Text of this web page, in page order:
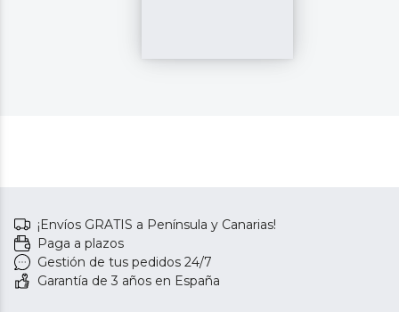
¡Envíos GRATIS a Península y Canarias!
Paga a plazos
Gestión de tus pedidos 24/7
Garantía de 3 años en España